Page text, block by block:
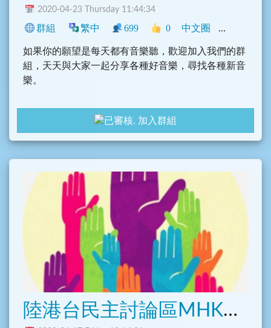
2020-04-23 Thursday 11:44:34
群組 繁中 699 0 中文圈 影音
如果你的願望是每天都有音樂聽，歡迎加入我們的群
組，天天與大家一起分享各種好音樂，尋找各種新音
樂。
加入群組
陸港台民主討論區MHKTW